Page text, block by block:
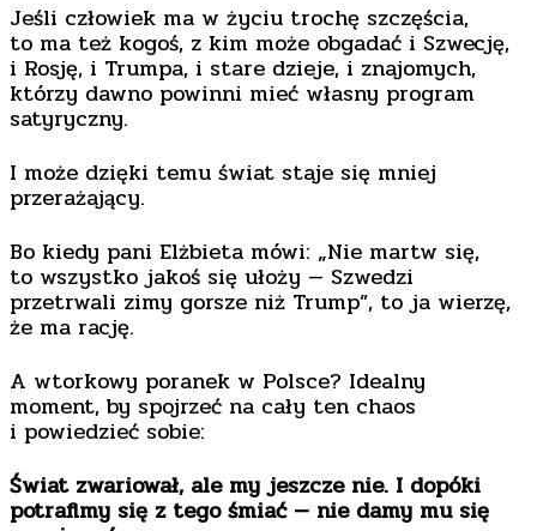
Jeśli człowiek ma w życiu trochę szczęścia,
to ma też kogoś, z kim może obgadać i Szwecję,
i Rosję, i Trumpa, i stare dzieje, i znajomych,
którzy dawno powinni mieć własny program
satyryczny.
I może dzięki temu świat staje się mniej
przerażający.
Bo kiedy pani Elżbieta mówi: „Nie martw się,
to wszystko jakoś się ułoży — Szwedzi
przetrwali zimy gorsze niż Trump”, to ja wierzę,
że ma rację.
A wtorkowy poranek w Polsce? Idealny
moment, by spojrzeć na cały ten chaos
i powiedzieć sobie:
Świat zwariował, ale my jeszcze nie. I dopóki
potrafimy się z tego śmiać — nie damy mu się